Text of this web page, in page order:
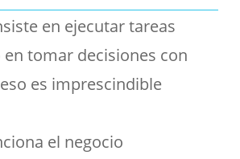
en ejecutar tareas
en tomar decisiones con
es imprescindible
el negocio